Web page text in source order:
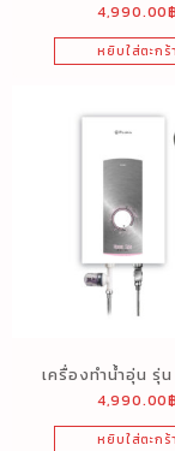
(1 ขั้นตอน)
4,990.00฿
หยิบใส่ตะกร้า
เครื่องทำน้ำอุ่น รุ่
4,990.00฿
หยิบใส่ตะกร้า